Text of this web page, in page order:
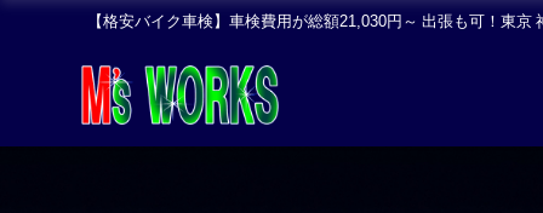
【格安バイク車検】車検費用が総額21,030円～ 出張も可！東京